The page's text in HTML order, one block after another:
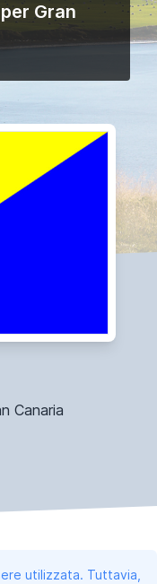
Gran
Canaria
utilizzata. Tuttavia,